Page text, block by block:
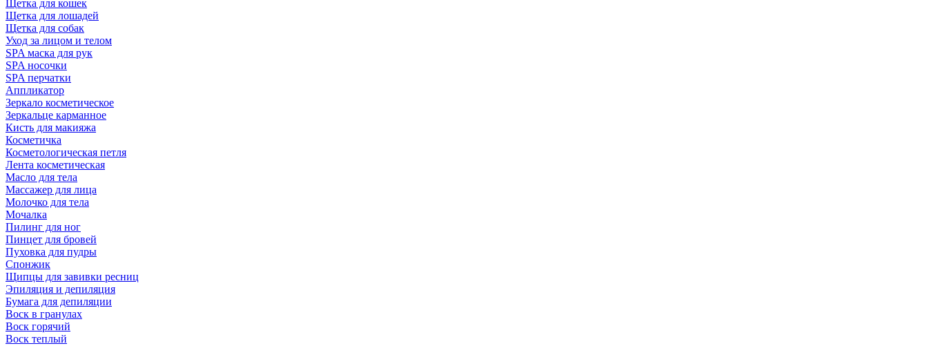
Щетка для кошек
Щетка для лошадей
Щетка для собак
Уход за лицом и телом
SPA маска для рук
SPA носочки
SPA перчатки
Аппликатор
Зеркало косметическое
Зеркальце карманное
Кисть для макияжа
Косметичка
Косметологическая петля
Лента косметическая
Масло для тела
Массажер для лица
Молочко для тела
Мочалка
Пилинг для ног
Пинцет для бровей
Пуховка для пудры
Спонжик
Щипцы для завивки ресниц
Эпиляция и депиляция
Бумага для депиляции
Воск в гранулах
Воск горячий
Воск теплый